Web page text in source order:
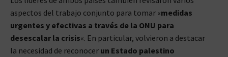
aspectos del trabajo conjunto para tomar «medidas
urgentes y efectivas a través de la ONU para
desescalar la crisis«. En particular, volvieron a destacar
la necesidad de reconocer un Estado palestino